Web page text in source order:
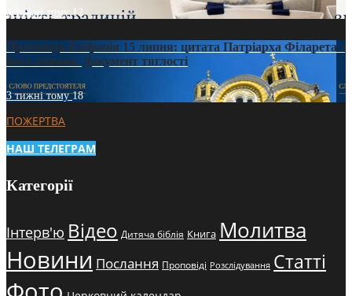
3 тижні тому12
Проповідь Епіфанія 15 липня: цитата Патріарха Філарета з
його амвона. Документ тяглості
3 тижні тому18
ПОЖЕРТВА
НАШ ТЕЛЕГРАМ
Категорії
Інтерв'ю Відео Дитяча біблія Книга Молитва
Новини Послання Проповіді Розслідування Статті